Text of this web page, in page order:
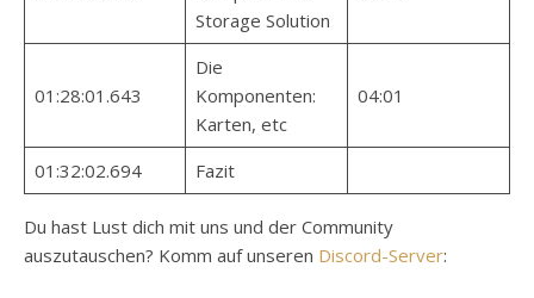
Storage Solution
01:28:01.643
Die
Komponenten:
Karten, etc
04:01
01:32:02.694 Fazit
Du hast Lust dich mit uns und der Community
auszutauschen? Komm auf unseren Discord-Server: